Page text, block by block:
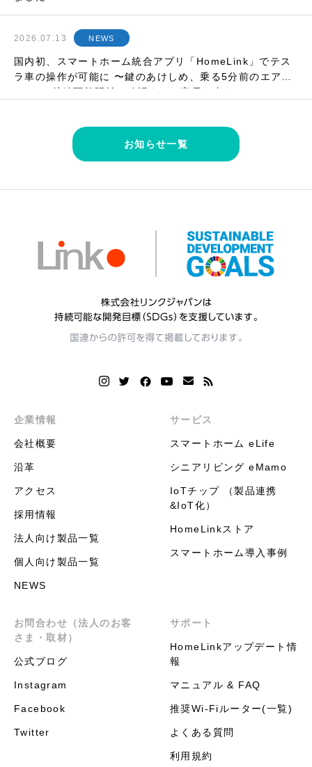
2026.07.13 NEWS
国内初、スマートホーム統合アプリ「HomeLink」でテス
ラ車の操作が可能に 〜鍵のあけしめ、乗る5分前のエアコ
ンON、航続可能距離の確認まで。家電も車も、ひとつの
お知らせ一覧
企業情報
会社概要
沿革
アクセス
採用情報
法人向け製品一覧
個人向け製品一覧
NEWS
サービス
スマートホーム eLife
シニアリビング eMamo
IoTチップ （製品連携
&IoT化）
HomeLinkストア
スマートホーム導入事例
お問合わせ（法人のお客
さま・取材）
公式ブログ
Instagram
Facebook
Twitter
サポート
HomeLinkアップデート情
報
マニュアル & FAQ
推奨Wi-Fiルーター(一覧)
よくある質問
利用規約